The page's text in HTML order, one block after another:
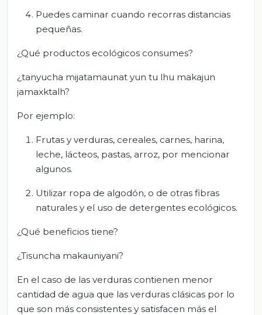
Puedes caminar cuando recorras distancias
pequeñas.
¿Qué productos ecológicos consumes?
¿tanyucha mijatamaunat yun tu lhu makajun
jamaxktalh?
Por ejemplo:
Frutas y verduras, cereales, carnes, harina,
leche, lácteos, pastas, arroz, por mencionar
algunos.
Utilizar ropa de algodón, o de otras fibras
naturales y el uso de detergentes ecológicos.
¿Qué beneficios tiene?
¿Tisuncha makauniyani?
En el caso de las verduras contienen menor
cantidad de agua que las verduras clásicas por lo
que son más consistentes y satisfacen más el